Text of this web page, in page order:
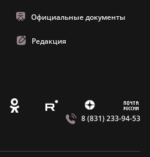
Официальные документы
Редакция
O E Z m
8 (831) 233-94-53